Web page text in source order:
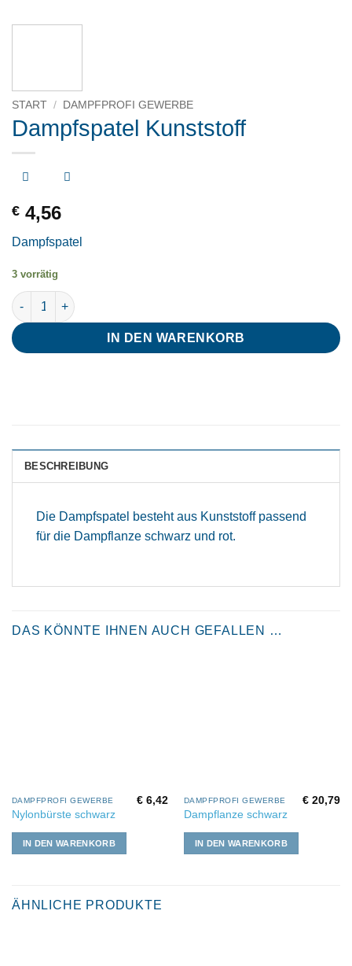
START / DAMPFPROFI GEWERBE
Dampfspatel Kunststoff
€ 4,56
Dampfspatel
3 vorrätig
Dampfspatel Kunststoff Menge
IN DEN WARENKORB
BESCHREIBUNG
Die Dampfspatel besteht aus Kunststoff passend
für die Dampflanze schwarz und rot.
DAS KÖNNTE IHNEN AUCH GEFALLEN …
DAMPFPROFI GEWERBE
Nylonbürste schwarz
€ 6,42
IN DEN WARENKORB
DAMPFPROFI GEWERBE
Dampflanze schwarz
€ 20,79
IN DEN WARENKORB
ÄHNLICHE PRODUKTE